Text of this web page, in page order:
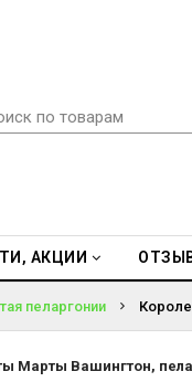
АКЦИИ
пеларгонии
Марты Вашингтон,